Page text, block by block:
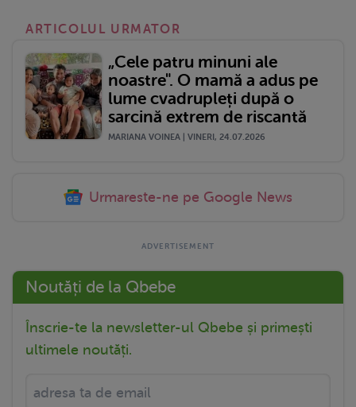
ARTICOLUL URMATOR
„Cele patru minuni ale
noastre". O mamă a adus pe
lume cvadrupleți după o
sarcină extrem de riscantă
MARIANA VOINEA | VINERI, 24.07.2026
Urmareste-ne pe Google News
Noutăți de la Qbebe
Înscrie-te la newsletter-ul Qbebe și primești
ultimele noutăți.